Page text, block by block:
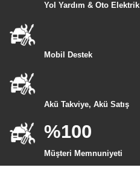
Yol Yardım & Oto Elektrik
Mobil Destek
Akü Takviye, Akü Satış
%100
Müşteri Memnuniyeti